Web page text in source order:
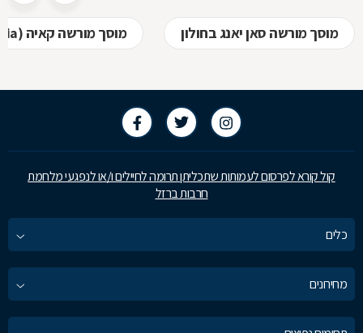
מוסך מורשה סאן יאנג בחולון מוסך מורשה קאיה (kia) בחולון
קול קורא לפרסום לעמותות שתכליתן תרומה לחיילים ו/או לנפגעי מלחמת
חרבות ברזל
כלים
מחירונים